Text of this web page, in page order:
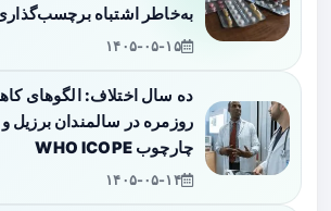
به‌خاطر اشتباه
۱۴۰۵-۰۵-۱۵
ده سال اختلاف: الگوهای
روزمره در سالمندان برزیل
چارچوب WHO ICOPE
۱۴۰۵-۰۵-۱۴